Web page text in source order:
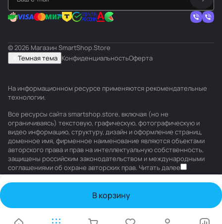
В корзину
© 2026 Магазин SmartShop.Store
Темная тема КонфиденциальностьОферта
На информационном ресурсе применяются рекомендательные
технологии.
Все ресурсы сайта smartshop.store, включая (но не
ограничиваясь) текстовую, графическую, фотографическую и
видео информацию, структуру, дизайн и оформление страниц,
доменное имя, фирменное наименование являются объектами
авторского права и прав на интеллектуальную собственность,
защищены российским законодательством и международными
соглашениями об охране авторских прав. Читать далее